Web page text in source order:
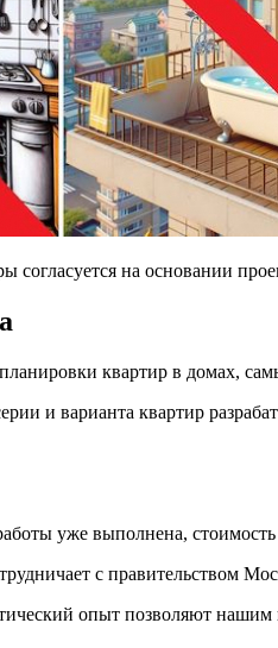
согласуется на основании
квартир в домах,
и варианта квартир
уже выполнена,
с правительством
опыт позволяют